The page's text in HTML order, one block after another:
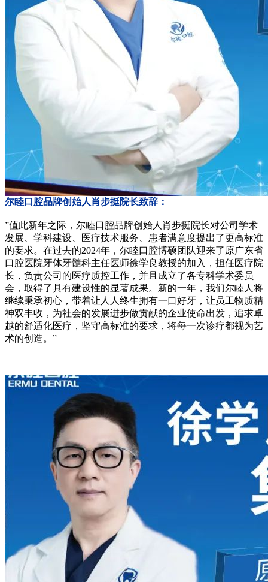
尔睦口腔品牌创始人肖步挺院长致辞：
”值此新年之际，尔睦口腔品牌创始人肖步挺院长对公司学术
发展、学科建设、医疗技术服务、患者满意度提出了更高标准
的要求。在过去的2024年，尔睦口腔博硕团队迎来了原广东省
口腔医院牙体牙髓科主任医师徐学良教授的加入，担任医疗院
长，负责公司的医疗质控工作，并且成立了各专科学术委员
会，取得了具有建设性的显著成果。新的一年，我们尔睦人将
继续秉承初心，带着让人人终生拥有一口好牙，让员工物质精
神双丰收，为社会的发展进步做贡献的企业使命出发，追求卓
越的舒适化医疗，坚守高标准的要求，将每一次诊疗都视为艺
术的创造。”